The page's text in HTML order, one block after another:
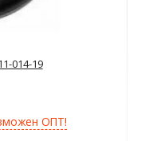
014-19
ОПТ!